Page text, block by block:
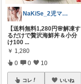
NaKiSe_2児ママ🌸訪問感謝です
【送料無料1,280円🌸解凍す
るだけで贅沢海鮮丼＆小分
け100 ...
￥ 1,280
0 0 10
コレ いいね